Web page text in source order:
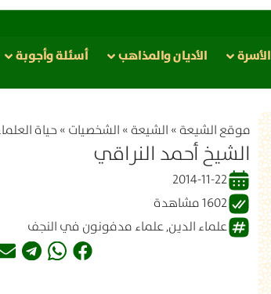
الأسرة الأدیان والمذاهب أسئلة وأجوبة
موقع الشیعة» الشيعة» الشخصيات »حياة
الشيخ أحمد النراقي
2014-11-22
1602 مشاهدة
علماء الدين علماء مدفونون في النجف